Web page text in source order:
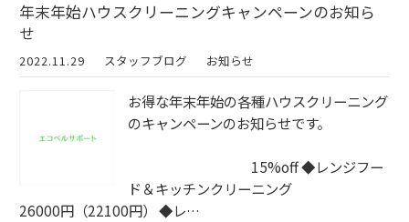
年末年始ハウスクリーニングキャンペーンのお知ら
せ
2022.11.29 スタッフブログ お知らせ
お得な年末年始の各種ハウスクリーニング
のキャンペーンのお知らせです。
15%off ◆レンジフー
ド＆キッチンクリーニング
26000円（22100円） ◆レ…